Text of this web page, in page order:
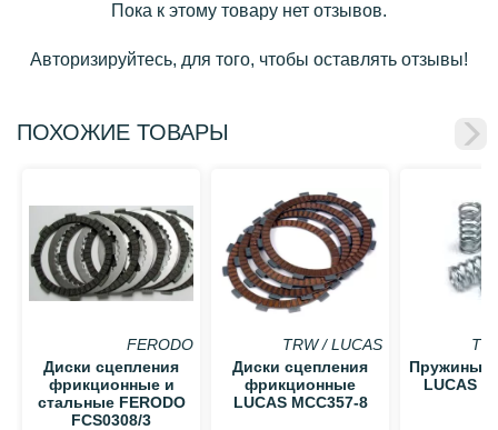
Пока к этому товару нет отзывов.
Авторизируйтесь, для того, чтобы оставлять отзывы!
ПОХОЖИЕ ТОВАРЫ
FERODO
Диски сцепления
фрикционные и
стальные FERODO
FCS0308/3
TRW / LUCAS
Диски сцепления
фрикционные
LUCAS MCC357-8
Пружины
LUCAS